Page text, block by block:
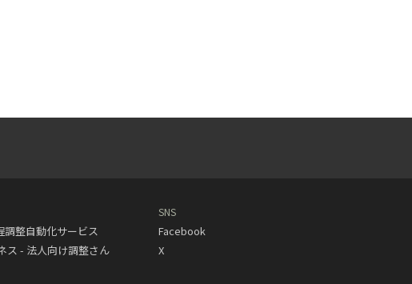
調整自動化サービス
ス - 法人向け調整さん
SNS
Facebook
X